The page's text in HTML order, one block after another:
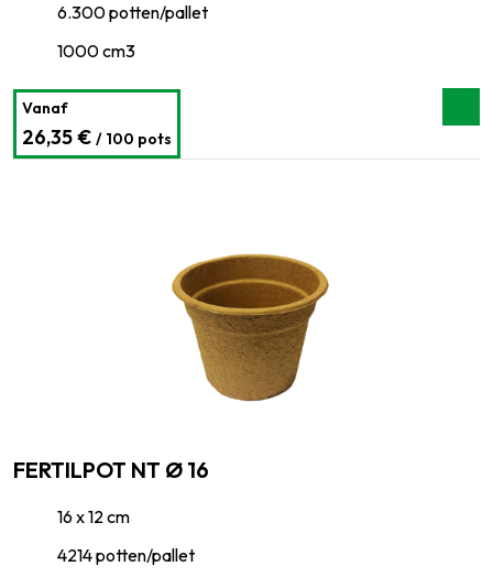
6.300 potten/pallet
1000 cm3
Vanaf
26,35 € / 100 pots
FERTILPOT NT Ø 16
16 x 12 cm
4214 potten/pallet